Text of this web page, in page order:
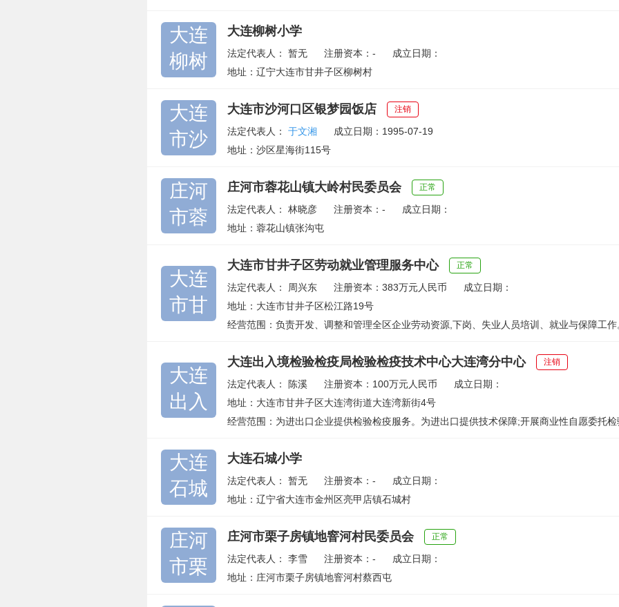
大连
柳树
大连柳树小学
法定代表人：暂无 注册资本：-
成立日期：
地址：辽宁大连市甘井子区柳树村
大连
市沙
大连市沙河口区银梦园饭店 注销
法定代表人：于文湘
成立日期：1995-07-19
地址：沙区星海街115号
庄河
市蓉
庄河市蓉花山镇大岭村民委员会 正常
法定代表人：林晓彦 注册资本：-
成立日期：
地址：蓉花山镇张沟屯
大连
市甘
大连市甘井子区劳动就业管理服务中心 正常
法定代表人： 周兴东 注册资本：383万元人民币
成立日期：
地址：大连市甘井子区松江路19号
经营范围：负责开发、调整和管理全区企业劳动资源,下岗、失业人员培训、就业与保障工
大连
出入
大连出入境检验检疫局检验检疫技术中心大连湾分中心 注销
法定代表人： 陈溪 注册资本：100万元人民币
成立日期：
地址：大连市甘井子区大连湾街道大连湾新街4号
经营范围：为进出口企业提供检验检疫服务。为进出口提供技术保障;开展商业性自愿委托
大连
石城
大连石城小学
法定代表人：暂无 注册资本：-
成立日期：
地址：辽宁省大连市金州区亮甲店镇石城村
庄河
市栗
庄河市栗子房镇地窨河村民委员会 正常
法定代表人：李雪 注册资本：-
成立日期：
地址：庄河市栗子房镇地窨河村蔡西屯